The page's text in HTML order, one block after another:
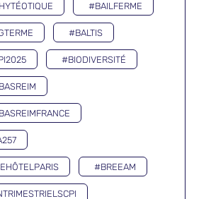
#BAILFERME
#BALTIS
#BIODIVERSITÉ
#BREEAM